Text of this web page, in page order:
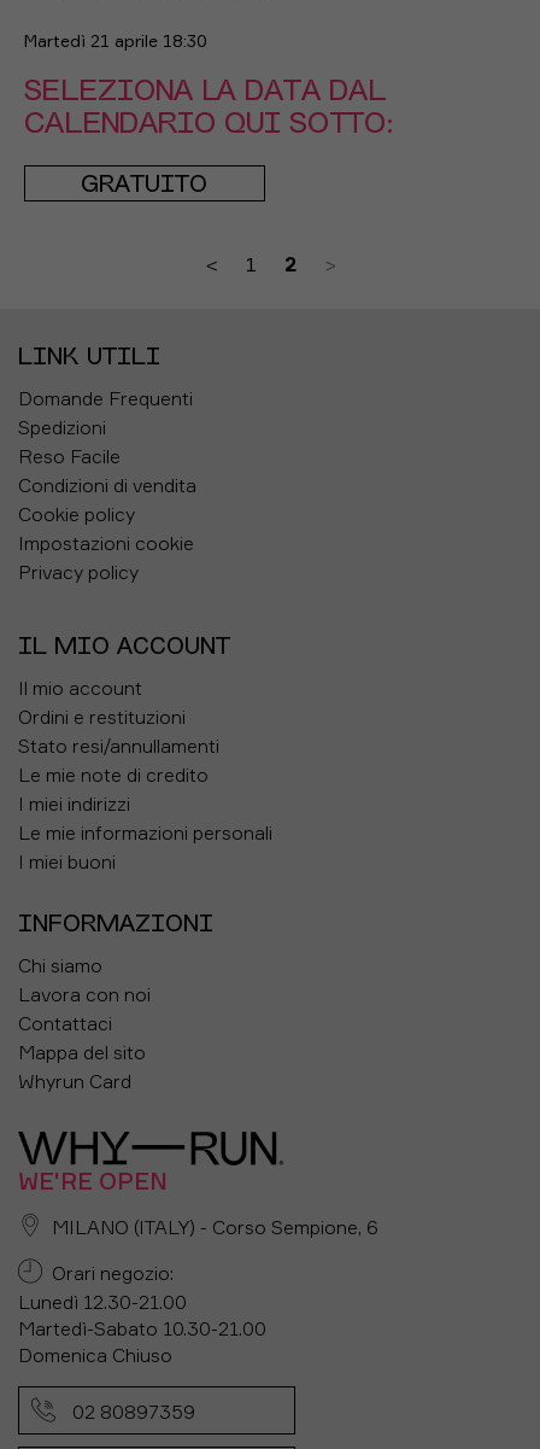
Martedì 21 aprile 18:30
SELEZIONA LA DATA DAL
CALENDARIO QUI SOTTO:
GRATUITO
< 1 2 >
LINK UTILI
Domande Frequenti
Spedizioni
Reso Facile
Condizioni di vendita
Cookie policy
Impostazioni cookie
Privacy policy
IL MIO ACCOUNT
Il mio account
Ordini e restituzioni
Stato resi/annullamenti
Le mie note di credito
I miei indirizzi
Le mie informazioni personali
I miei buoni
INFORMAZIONI
Chi siamo
Lavora con noi
Contattaci
Mappa del sito
Whyrun Card
WE'RE OPEN
MILANO (ITALY) - Corso Sempione, 6
Orari negozio:
Lunedì 12.30-21.00
Martedì-Sabato 10.30-21.00
Domenica Chiuso
02 80897359